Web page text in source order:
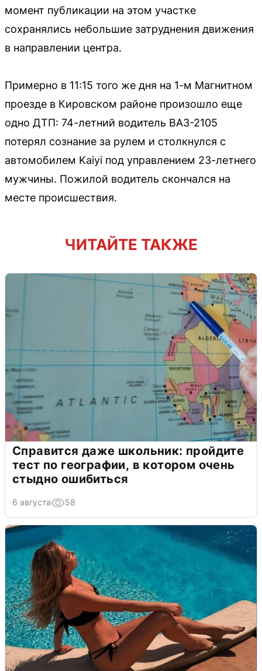
момент публикации на этом участке
сохранялись небольшие затруднения движения
в направлении центра.
Примерно в 11:15 того же дня на 1-м Магнитном
проезде в Кировском районе произошло еще
одно ДТП: 74-летний водитель ВАЗ-2105
потерял сознание за рулем и столкнулся с
автомобилем Kaiyi под управлением 23-летнего
мужчины. Пожилой водитель скончался на
месте происшествия.
ЧИТАЙТЕ ТАКЖЕ
Справится даже школьник: пройдите
тест по географии, в котором очень
стыдно ошибиться
6 августа 58